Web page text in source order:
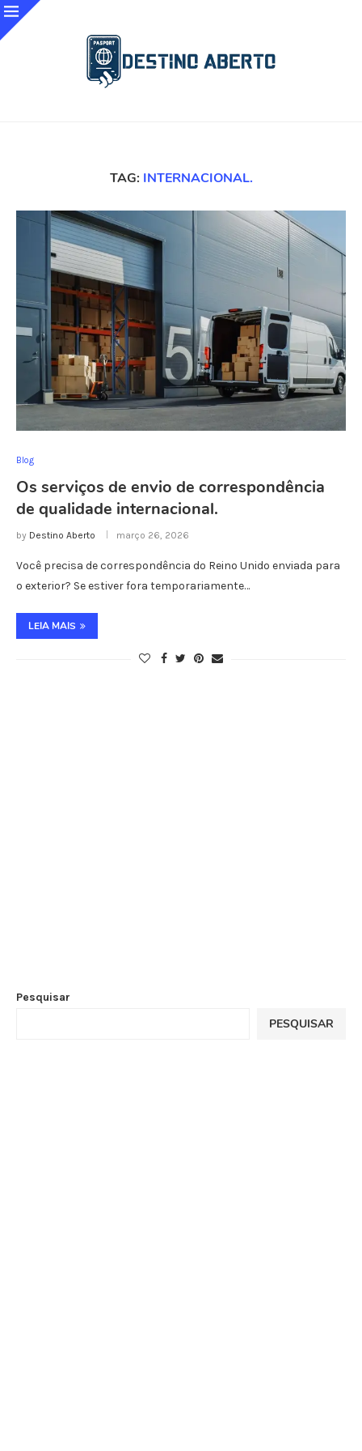
TAG: INTERNACIONAL.
Blog
Os serviços de envio de correspondência
de qualidade internacional.
by Destino Aberto março 26, 2026
Você precisa de correspondência do Reino Unido enviada para
o exterior? Se estiver fora temporariamente…
LEIA MAIS
Pesquisar
PESQUISAR